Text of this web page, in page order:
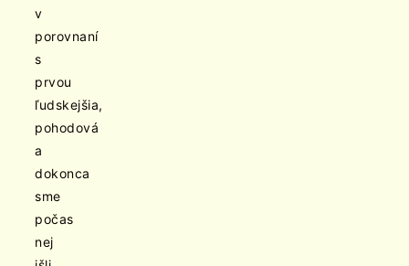
v
porovnaní
s
prvou
ľudskejšia,
pohodová
a
dokonca
sme
počas
nej